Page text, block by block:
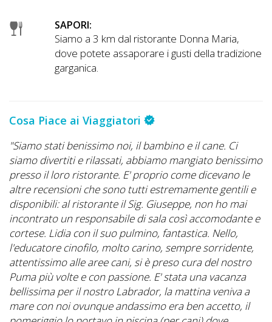
SAPORI:
Siamo a 3 km dal ristorante Donna Maria,
dove potete assaporare i gusti della tradizione
garganica.
Cosa Piace ai Viaggiatori
"Siamo stati benissimo noi, il bambino e il cane. Ci
siamo divertiti e rilassati, abbiamo mangiato benissimo
presso il loro ristorante. E' proprio come dicevano le
altre recensioni che sono tutti estremamente gentili e
disponibili: al ristorante il Sig. Giuseppe, non ho mai
incontrato un responsabile di sala così accomodante e
cortese. Lidia con il suo pulmino, fantastica. Nello,
l'educatore cinofilo, molto carino, sempre sorridente,
attentissimo alle aree cani, si è preso cura del nostro
Puma più volte e con passione. E' stata una vacanza
bellissima per il nostro Labrador, la mattina veniva a
mare con noi ovunque andassimo era ben accetto, il